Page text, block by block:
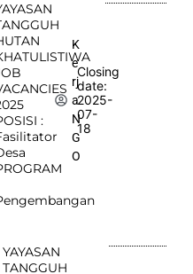
:
K
e
rj
a
N
G
O
Closing
date:
2025-
07-
18
YAYASAN
TANGGUH